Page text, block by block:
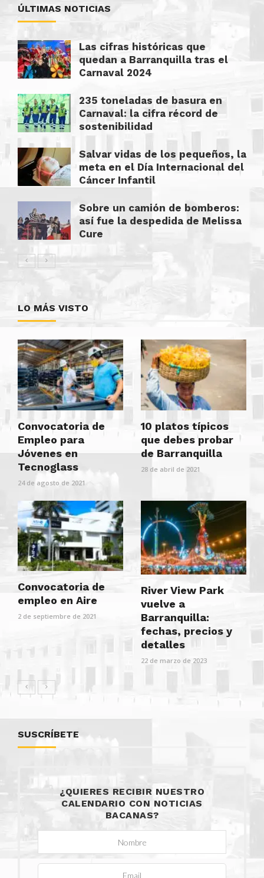
ÚLTIMAS NOTICIAS
Las cifras históricas que
quedan a Barranquilla tras el
Carnaval 2024
235 toneladas de basura en
Carnaval: la cifra récord de
sostenibilidad
Salvar vidas de los pequeños, la
meta en el Día Internacional del
Cáncer Infantil
Sobre un camión de bomberos:
así fue la despedida de Melissa
Cure
LO MÁS VISTO
Convocatoria de
Empleo para
Jóvenes en
Tecnoglass
24 de agosto de 2021
10 platos típicos
que debes probar
de Barranquilla
28 de abril de 2021
Convocatoria de
empleo en Aire
2 de septiembre de 2021
River View Park
vuelve a
Barranquilla:
fechas, precios y
detalles
22 de marzo de 2023
SUSCRÍBETE
¿QUIERES RECIBIR NUESTRO
CALENDARIO CON NOTICIAS
BACANAS?